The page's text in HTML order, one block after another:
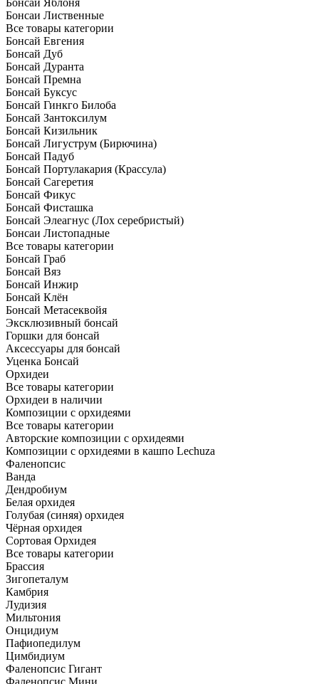
Бонсаи Лиственные
Все товары категории
Бонсай Евгения
Бонсай Дуб
Бонсай Дуранта
Бонсай Премна
Бонсай Буксус
Бонсай Гинкго Билоба
Бонсай Зантоксилум
Бонсай Кизильник
Бонсай Лигуструм (Бирючина)
Бонсай Падуб
Бонсай Портулакария (Крассула)
Бонсай Сагеретия
Бонсай Фикус
Бонсай Фисташка
Бонсай Элеагнус (Лох серебристый)
Бонсаи Листопадные
Все товары категории
Бонсай Граб
Бонсай Вяз
Бонсай Инжир
Бонсай Клён
Бонсай Метасеквойя
Эксклюзивный бонсай
Горшки для бонсай
Аксессуары для бонсай
Уценка Бонсай
Орхидеи
Все товары категории
Орхидеи в наличии
Композиции с орхидеями
Все товары категории
Авторские композиции с орхидеями
Композиции с орхидеями в кашпо Lechuza
Фаленопсис
Ванда
Дендробиум
Белая орхидея
Голубая (синяя) орхидея
Чёрная орхидея
Сортовая Орхидея
Все товары категории
Брассия
Зигопеталум
Камбрия
Лудизия
Мильтония
Онцидиум
Пафиопедилум
Цимбидиум
Фаленопсис Гигант
Фаленопсис Мини